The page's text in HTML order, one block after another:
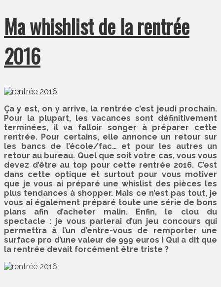
Ma whishlist de la rentrée
2016
Ça y est, on y arrive, la rentrée c’est jeudi prochain.
Pour la plupart, les vacances sont définitivement
terminées, il va falloir songer à préparer cette
rentrée. Pour certains, elle annonce un retour sur
les bancs de l’école/fac… et pour les autres un
retour au bureau. Quel que soit votre cas, vous vous
devez d’être au top pour cette rentrée 2016. C’est
dans cette optique et surtout pour vous motiver
que je vous ai préparé une whislist des pièces les
plus tendances à shopper. Mais ce n’est pas tout, je
vous ai également préparé toute une série de bons
plans afin d’acheter malin. Enfin, le clou du
spectacle : je vous parlerai d’un jeu concours qui
permettra à l’un d’entre-vous de remporter une
surface pro d’une valeur de 999 euros ! Qui a dit que
la rentrée devait forcément être triste ?